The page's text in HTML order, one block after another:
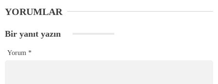
YORUMLAR
Bir yanıt yazın
Yorum *